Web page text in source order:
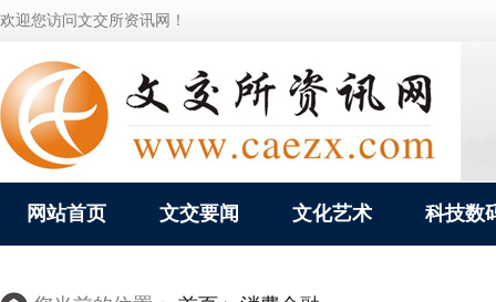
欢迎您访问文交所资讯网！
网站首页 文交要闻 文化艺术 科技数